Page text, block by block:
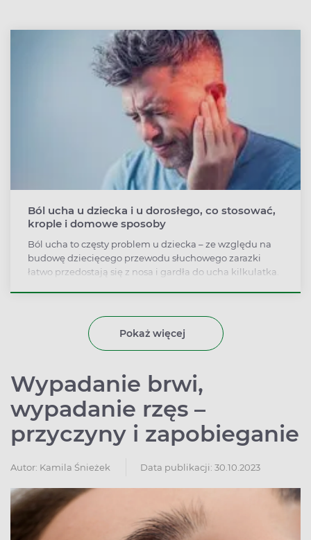
Ból ucha u dziecka i u dorosłego, co stosować,
krople i domowe sposoby
Ból ucha to częsty problem u dziecka – ze względu na
budowę dziecięcego przewodu słuchowego zarazki
łatwo przedostają się z nosa i gardła do ucha kilkulatka.
słuchowym, jak i wystąpić w wyniku bólu zęba,
zapalenia tarczycy, a nawet choroby niedokrwiennej
serca. Dlatego nie należy go lekceważyć.
Pokaż więcej
Wypadanie brwi,
wypadanie rzęs –
przyczyny i zapobieganie
Autor: Kamila Śnieżek Data publikacji: 30.10.2023